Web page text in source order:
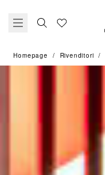
Homepage Rivenditori